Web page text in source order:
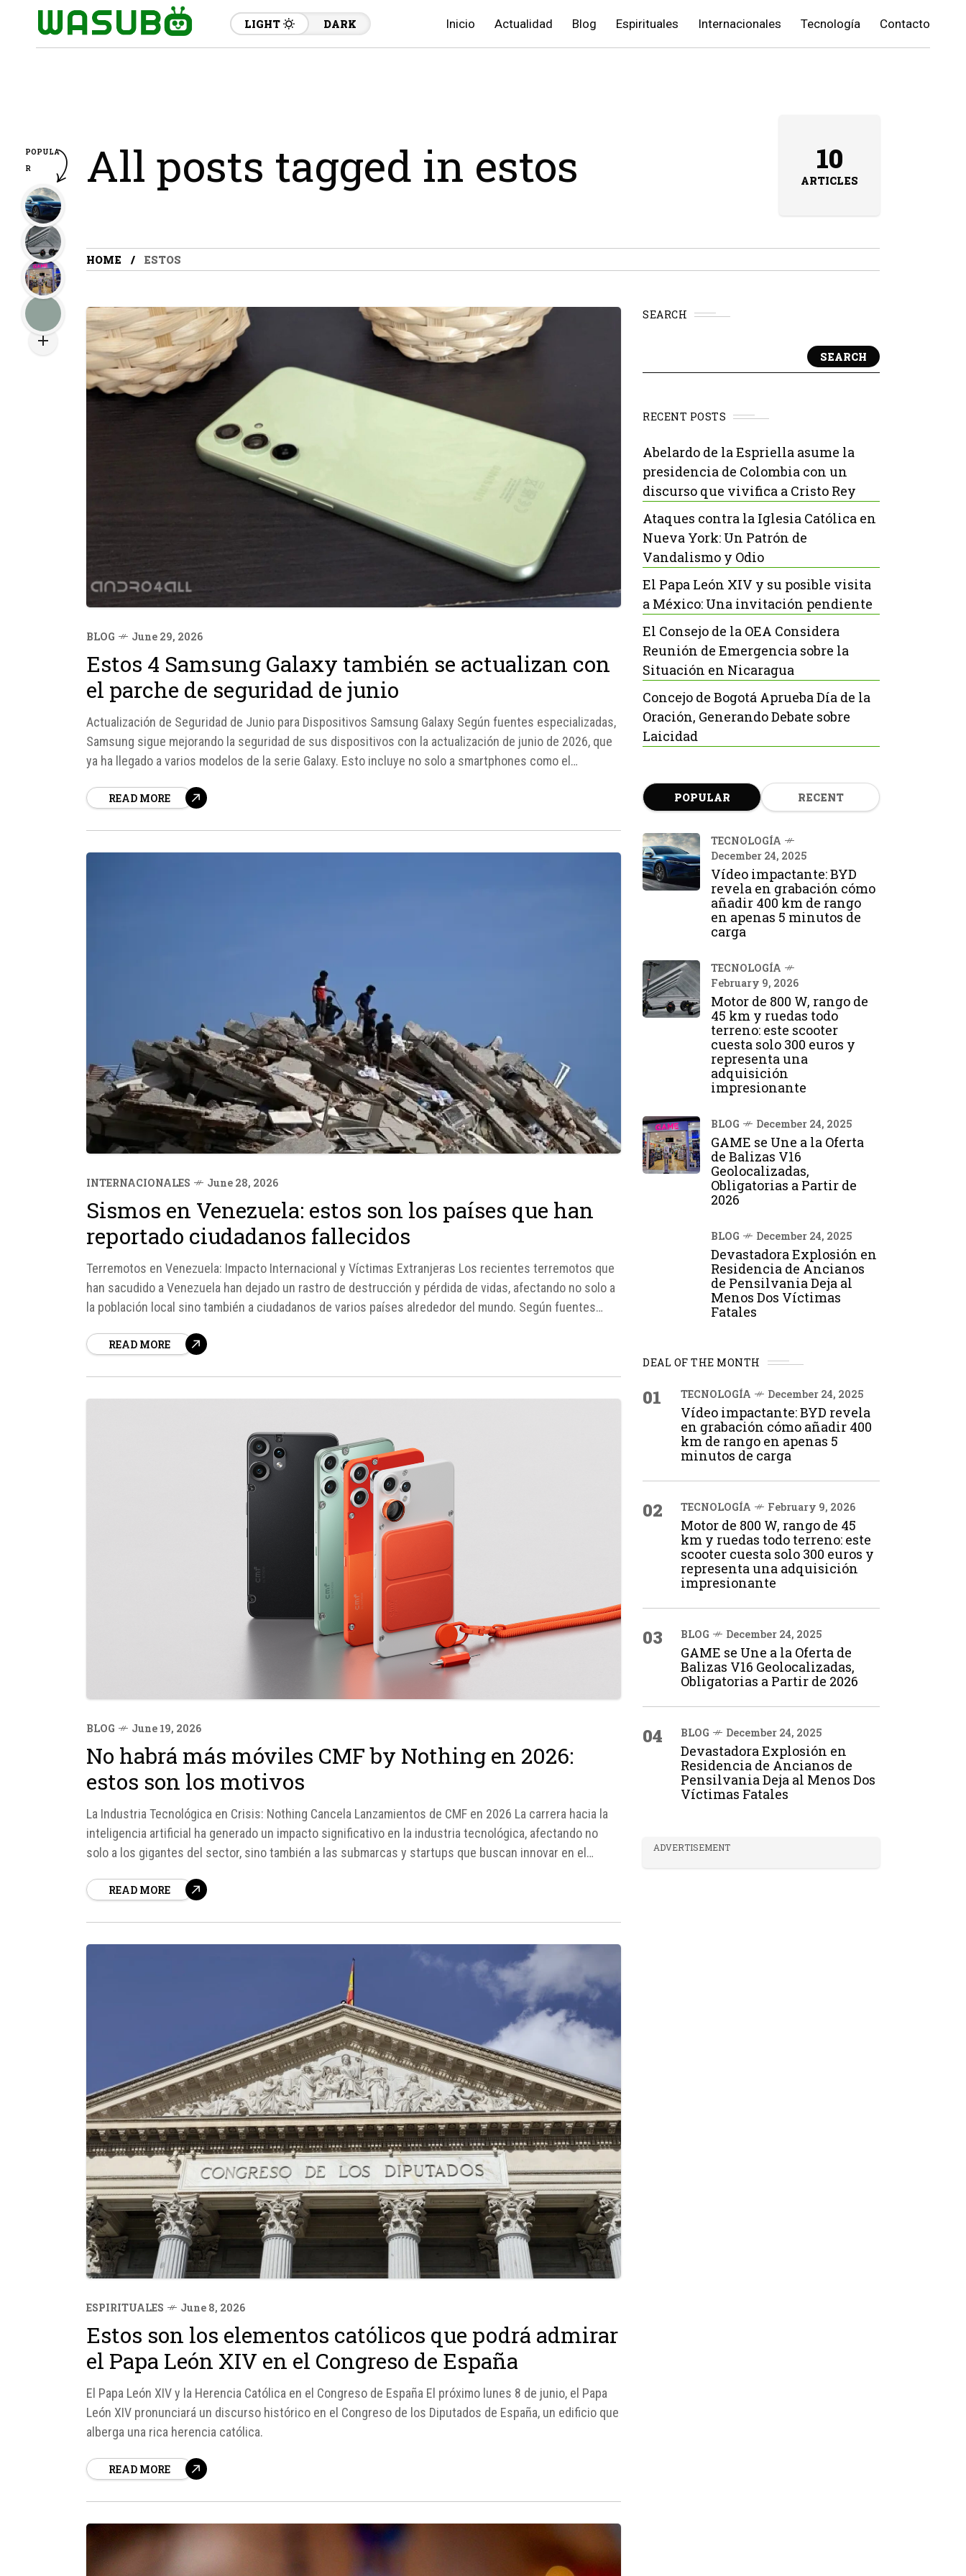
LIGHT DARK Inicio Actualidad Blog Espirituales Internacionales Tecnología Contacto
All posts tagged in estos 10
ARTICLES
HOME ESTOS
BLOG June 29, 2026
Estos 4 Samsung Galaxy también se actualizan con
el parche de seguridad de junio
Actualización de Seguridad de Junio para Dispositivos Samsung Galaxy Según fuentes especializadas,
Samsung sigue mejorando la seguridad de sus dispositivos con la actualización de junio de 2026, que
ya ha llegado a varios modelos de la serie Galaxy. Esto incluye no solo a smartphones como el
READ MORE
INTERNACIONALES June 28, 2026
Sismos en Venezuela: estos son los países que han
reportado ciudadanos fallecidos
Terremotos en Venezuela: Impacto Internacional y Víctimas Extranjeras Los recientes terremotos que
han sacudido a Venezuela han dejado un rastro de destrucción y pérdida de vidas, afectando no solo a
la población local sino también a ciudadanos de varios países alrededor del mundo. Según fuentes
READ MORE
BLOG June 19, 2026
No habrá más móviles CMF by Nothing en 2026:
estos son los motivos
La Industria Tecnológica en Crisis: Nothing Cancela Lanzamientos de CMF en 2026 La carrera hacia la
inteligencia artificial ha generado un impacto significativo en la industria tecnológica, afectando no
solo a los gigantes del sector, sino también a las submarcas y startups que buscan innovar en el
READ MORE
ESPIRITUALES June 8, 2026
Estos son los elementos católicos que podrá admirar
el Papa León XIV en el Congreso de España
El Papa León XIV y la Herencia Católica en el Congreso de España El próximo lunes 8 de junio, el Papa
León XIV pronunciará un discurso histórico en el Congreso de los Diputados de España, un edificio que
alberga una rica herencia católica.
READ MORE
SEARCH
SEARCH
RECENT POSTS
Abelardo de la Espriella asume la
presidencia de Colombia con un
discurso que vivifica a Cristo Rey
Ataques contra la Iglesia Católica en
Nueva York: Un Patrón de
Vandalismo y Odio
El Papa León XIV y su posible visita
a México: Una invitación pendiente
El Consejo de la OEA Considera
Reunión de Emergencia sobre la
Situación en Nicaragua
Concejo de Bogotá Aprueba Día de la
Oración, Generando Debate sobre
Laicidad
POPULAR RECENT
TECNOLOGÍA
December 24, 2025
Vídeo impactante: BYD
revela en grabación cómo
añadir 400 km de rango
en apenas 5 minutos de
carga
TECNOLOGÍA
February 9, 2026
Motor de 800 W, rango de
45 km y ruedas todo
terreno: este scooter
cuesta solo 300 euros y
representa una
adquisición
impresionante
BLOG December 24, 2025
GAME se Une a la Oferta
de Balizas V16
Geolocalizadas,
Obligatorias a Partir de
2026
BLOG December 24, 2025
Devastadora Explosión en
Residencia de Ancianos
de Pensilvania Deja al
Menos Dos Víctimas
Fatales
DEAL OF THE MONTH
01 TECNOLOGÍA December 24, 2025
Vídeo impactante: BYD revela
en grabación cómo añadir 400
km de rango en apenas 5
minutos de carga
02 TECNOLOGÍA February 9, 2026
Motor de 800 W, rango de 45
km y ruedas todo terreno: este
scooter cuesta solo 300 euros y
representa una adquisición
impresionante
03 BLOG December 24, 2025
GAME se Une a la Oferta de
Balizas V16 Geolocalizadas,
Obligatorias a Partir de 2026
04 BLOG December 24, 2025
Devastadora Explosión en
Residencia de Ancianos de
Pensilvania Deja al Menos Dos
Víctimas Fatales
ADVERTISEMENT
POPULA
R